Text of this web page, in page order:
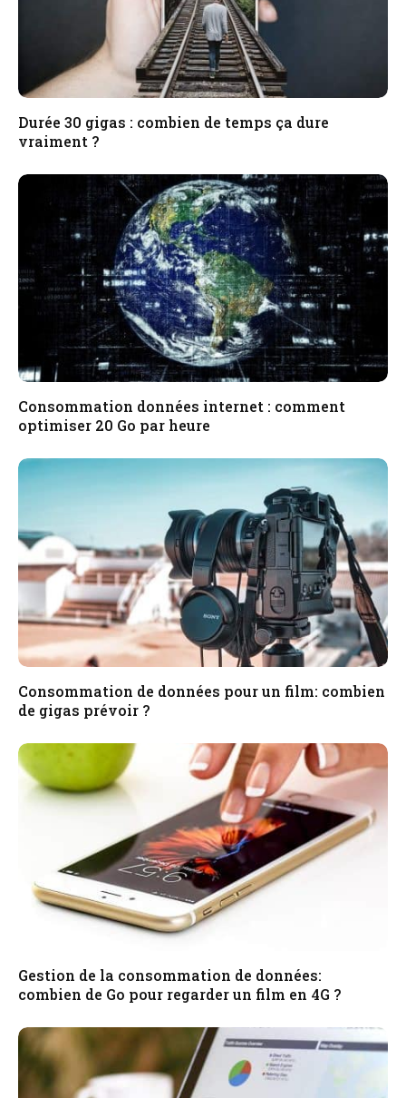
Durée 30 gigas : combien de temps ça dure
vraiment ?
Consommation données internet : comment
optimiser 20 Go par heure
Consommation de données pour un film: combien
de gigas prévoir ?
Gestion de la consommation de données:
combien de Go pour regarder un film en 4G ?